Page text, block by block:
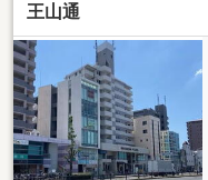
え（洗面所、
玄関錠交換（引
社団法人リノベ
ション住宅「R1
王山通